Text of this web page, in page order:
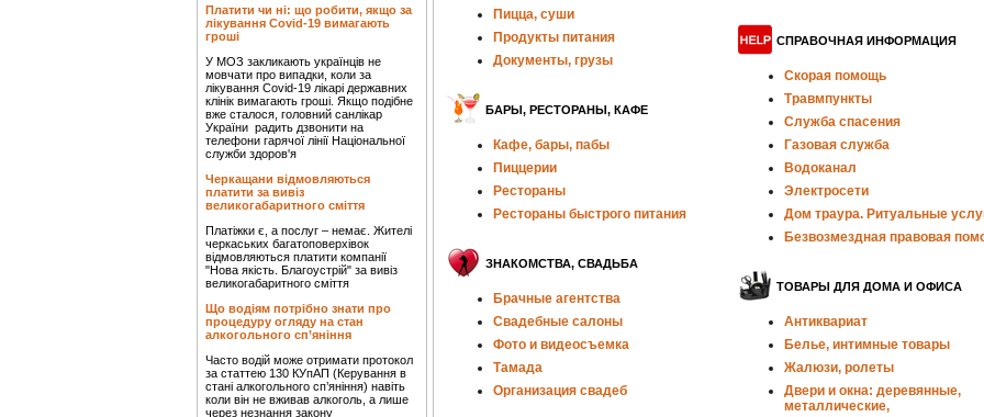
Платити чи ні: що робити, якщо за
лікування Covid-19 вимагають
гроші
У МОЗ закликають українців не
мовчати про випадки, коли за
лікування Covid-19 лікарі державних
клінік вимагають гроші. Якщо подібне
вже сталося, головний санлікар
України радить дзвонити на
телефони гарячої лінії Національної
служби здоров'я
Черкащани відмовляються
платити за вивіз
великогабаритного сміття
Платіжки є, а послуг – немає. Жителі
черкаських багатоповерхівок
відмовляються платити компанії
"Нова якість. Благоустрій" за вивіз
великогабаритного сміття
Що водіям потрібно знати про
процедуру огляду на стан
алкогольного сп’яніння
Часто водій може отримати протокол
за статтею 130 КУпАП (Керування в
стані алкогольного сп’яніння) навіть
коли він не вживав алкоголь, а лише
через незнання закону
Пицца, суши
Продукты питания
Документы, грузы
БАРЫ, РЕСТОРАНЫ, КАФЕ
Кафе, бары, пабы
Пиццерии
Рестораны
Рестораны быстрого питания
ЗНАКОМСТВА, СВАДЬБА
Брачные агентства
Свадебные салоны
Фото и видеосъемка
Тамада
Организация свадеб
СПРАВОЧНАЯ ИНФОРМАЦИЯ
Скорая помощь
Травмпункты
Служба спасения
Газовая служба
Водоканал
Электросети
Дом траура. Ритуальные
Безвозмездная правовая
ТОВАРЫ ДЛЯ ДОМА И ОФИСА
Антиквариат
Белье, интимные товары
Жалюзи, ролеты
Двери и окна: деревянные,
металлические,